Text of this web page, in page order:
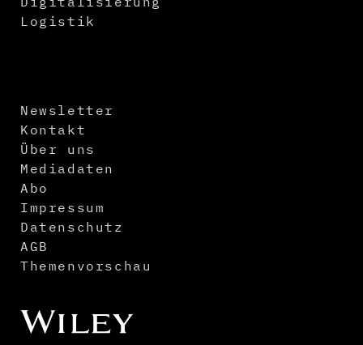
Logistik
Newsletter
Kontakt
Über uns
Mediadaten
Abo
Impressum
Datenschutz
AGB
Themenvorschau